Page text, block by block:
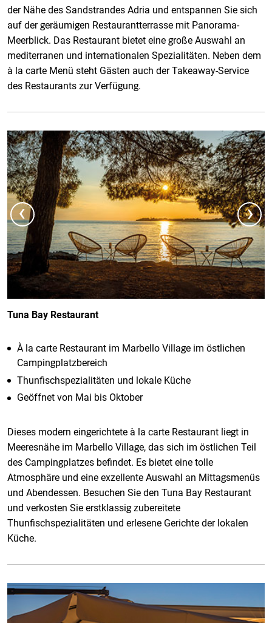
der Nähe des Sandstrandes Adria und entspannen Sie sich
auf der geräumigen Restaurantterrasse mit Panorama-
Meerblick. Das Restaurant bietet eine große Auswahl an
mediterranen und internationalen Spezialitäten. Neben dem
à la carte Menü steht Gästen auch der Takeaway-Service
des Restaurants zur Verfügung.
‹ ›
Tuna Bay Restaurant
À la carte Restaurant im Marbello Village im östlichen
Campingplatzbereich
Thunfischspezialitäten und lokale Küche
Geöffnet von Mai bis Oktober
Dieses modern eingerichtete à la carte Restaurant liegt in
Meeresnähe im Marbello Village, das sich im östlichen Teil
des Campingplatzes befindet. Es bietet eine tolle
Atmosphäre und eine exzellente Auswahl an Mittagsmenüs
und Abendessen. Besuchen Sie den Tuna Bay Restaurant
und verkosten Sie erstklassig zubereitete
Thunfischspezialitäten und erlesene Gerichte der lokalen
Küche.